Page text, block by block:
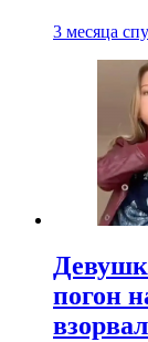
3 месяца
погон